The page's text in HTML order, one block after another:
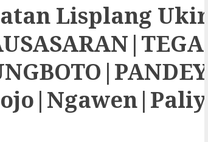
Lisplang